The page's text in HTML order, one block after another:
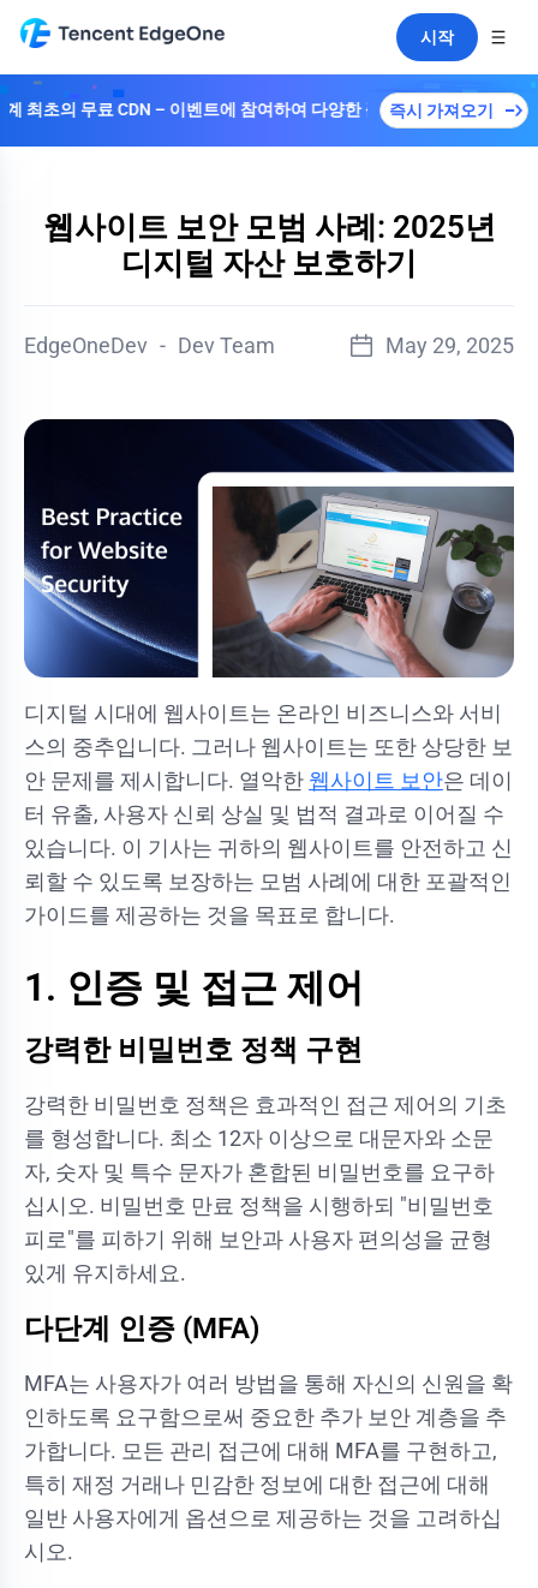
시작
– 이벤트에 참여하여 다양한 플랜을解锁하세요！즉시 가져오기
웹사이트 보안 모범 사례: 2025년
디지털 자산 보호하기
EdgeOneDev - Dev Team May 29, 2025
디지털 시대에 웹사이트는 온라인 비즈니스와 서비
스의 중추입니다. 그러나 웹사이트는 또한 상당한 보
안 문제를 제시합니다. 열악한 웹사이트 보안은 데이
터 유출, 사용자 신뢰 상실 및 법적 결과로 이어질 수
있습니다. 이 기사는 귀하의 웹사이트를 안전하고 신
뢰할 수 있도록 보장하는 모범 사례에 대한 포괄적인
가이드를 제공하는 것을 목표로 합니다.
1. 인증 및 접근 제어
강력한 비밀번호 정책 구현
강력한 비밀번호 정책은 효과적인 접근 제어의 기초
를 형성합니다. 최소 12자 이상으로 대문자와 소문
자, 숫자 및 특수 문자가 혼합된 비밀번호를 요구하
십시오. 비밀번호 만료 정책을 시행하되 "비밀번호
피로"를 피하기 위해 보안과 사용자 편의성을 균형
있게 유지하세요.
다단계 인증 (MFA)
MFA는 사용자가 여러 방법을 통해 자신의 신원을 확
인하도록 요구함으로써 중요한 추가 보안 계층을 추
가합니다. 모든 관리 접근에 대해 MFA를 구현하고,
특히 재정 거래나 민감한 정보에 대한 접근에 대해
일반 사용자에게 옵션으로 제공하는 것을 고려하십
시오.